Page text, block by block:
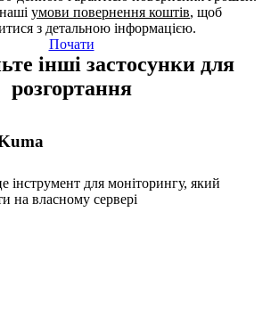
умови повернення коштів, щоб
з детальною інформацією.
Почати
інші застосунки для
розгортання
інструмент для моніторингу, який
на власному сервері